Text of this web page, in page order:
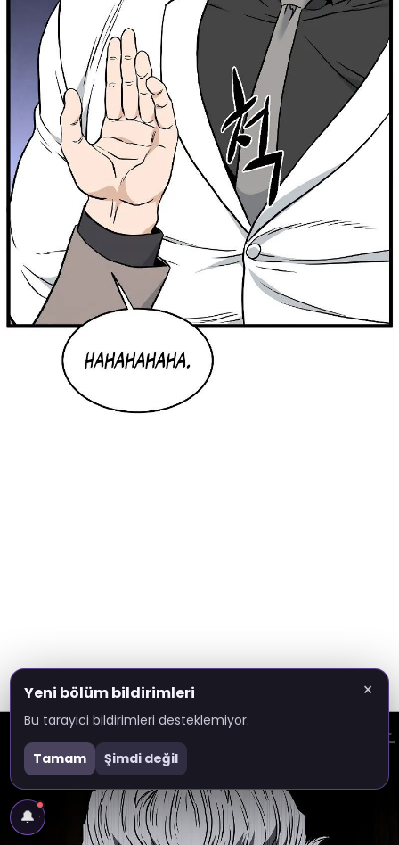
×
Yeni bölüm bildirimleri
Bu tarayici bildirimleri desteklemiyor.
Tamam Şimdi değil
🔔